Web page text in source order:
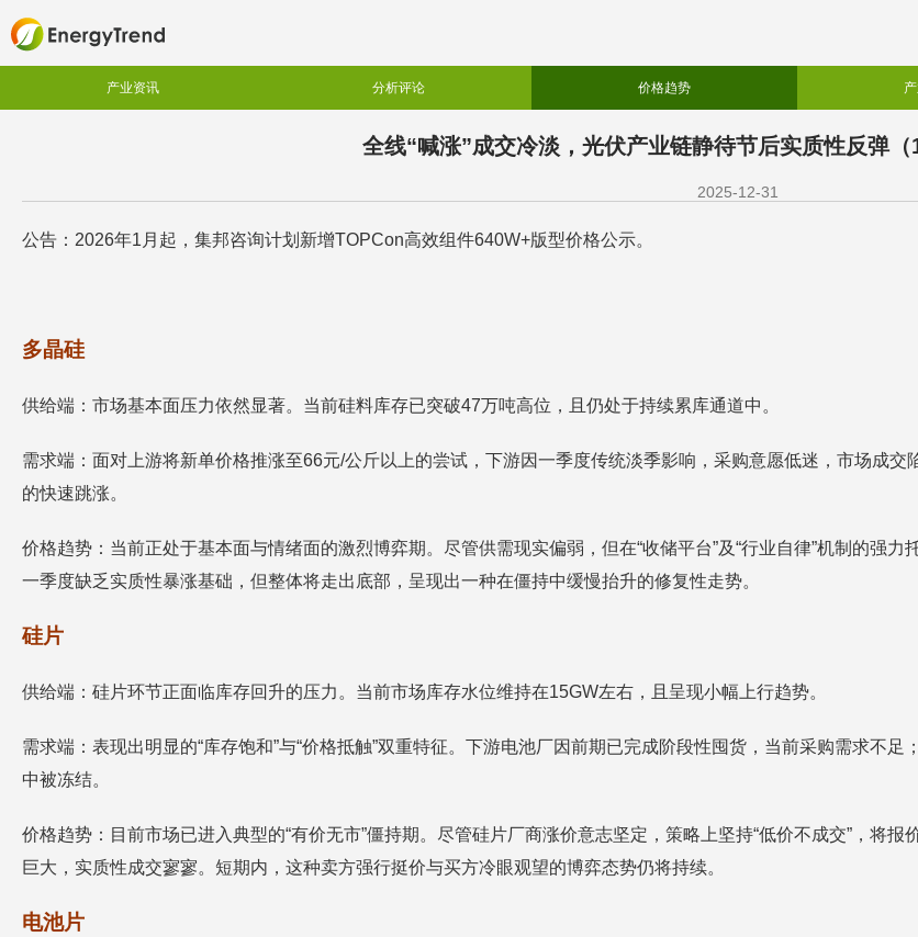
产业资讯 分析评论 价格趋势
全线“喊涨”成交冷淡，光伏产业链静待节后实质性反弹（
2025-12-31
公告：2026年1月起，集邦咨询计划新增TOPCon高效组件640W+版型价格公示。
多晶硅
供给端：市场基本面压力依然显著。当前硅料库存已突破47万吨高位，且仍处于持续累库通道中。
需求端：面对上游将新单价格推涨至66元/公斤以上的尝试，下游因一季度传统淡季影响，采购意愿低迷，市场成交
的快速跳涨。
价格趋势：当前正处于基本面与情绪面的激烈博弈期。尽管供需现实偏弱，但在“收储平台”及“行业自律”机制的强
一季度缺乏实质性暴涨基础，但整体将走出底部，呈现出一种在僵持中缓慢抬升的修复性走势。
硅片
供给端：硅片环节正面临库存回升的压力。当前市场库存水位维持在15GW左右，且呈现小幅上行趋势。
需求端：表现出明显的“库存饱和”与“价格抵触”双重特征。下游电池厂因前期已完成阶段性囤货，当前采购需求不
中被冻结。
价格趋势：目前市场已进入典型的“有价无市”僵持期。尽管硅片厂商涨价意志坚定，策略上坚持“低价不成交”，将
巨大，实质性成交寥寥。短期内，这种卖方强行挺价与买方冷眼观望的博弈态势仍将持续。
电池片